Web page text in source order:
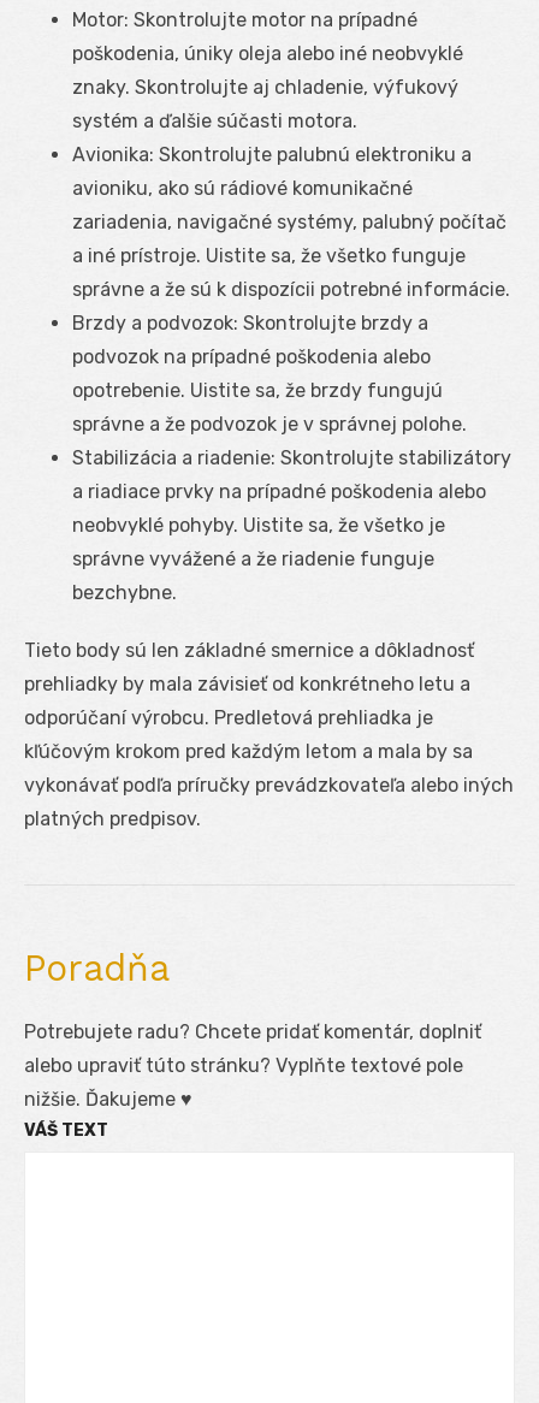
Motor: Skontrolujte motor na prípadné
poškodenia, úniky oleja alebo iné neobvyklé
znaky. Skontrolujte aj chladenie, výfukový
systém a ďalšie súčasti motora.
Avionika: Skontrolujte palubnú elektroniku a
avioniku, ako sú rádiové komunikačné
zariadenia, navigačné systémy, palubný počítač
a iné prístroje. Uistite sa, že všetko funguje
správne a že sú k dispozícii potrebné informácie.
Brzdy a podvozok: Skontrolujte brzdy a
podvozok na prípadné poškodenia alebo
opotrebenie. Uistite sa, že brzdy fungujú
správne a že podvozok je v správnej polohe.
Stabilizácia a riadenie: Skontrolujte stabilizátory
a riadiace prvky na prípadné poškodenia alebo
neobvyklé pohyby. Uistite sa, že všetko je
správne vyvážené a že riadenie funguje
bezchybne.
Tieto body sú len základné smernice a dôkladnosť
prehliadky by mala závisieť od konkrétneho letu a
odporúčaní výrobcu. Predletová prehliadka je
kľúčovým krokom pred každým letom a mala by sa
vykonávať podľa príručky prevádzkovateľa alebo iných
platných predpisov.
Poradňa
Potrebujete radu? Chcete pridať komentár, doplniť
alebo upraviť túto stránku? Vyplňte textové pole
nižšie. Ďakujeme ♥
VÁŠ TEXT